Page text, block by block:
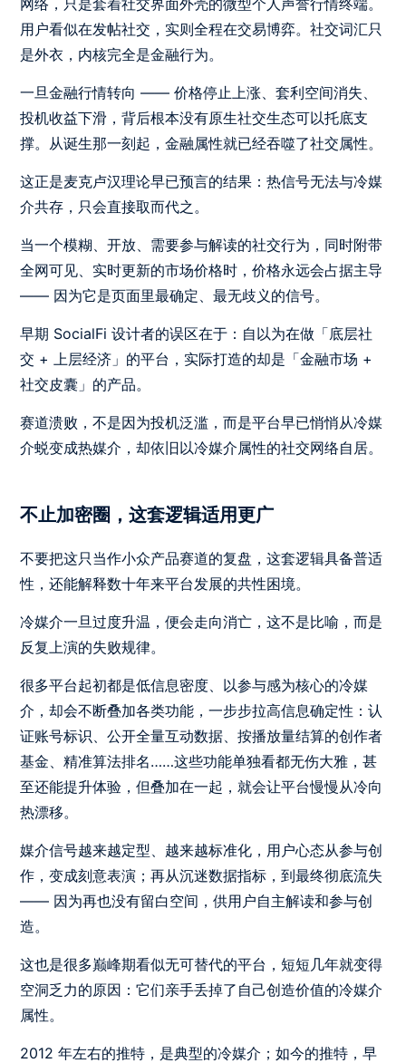
网络，只是套着社交界面外壳的微型个人声誉行情终端。
用户看似在发帖社交，实则全程在交易博弈。社交词汇只
是外衣，内核完全是金融行为。
一旦金融行情转向 —— 价格停止上涨、套利空间消失、
投机收益下滑，背后根本没有原生社交生态可以托底支
撑。从诞生那一刻起，金融属性就已经吞噬了社交属性。
这正是麦克卢汉理论早已预言的结果：热信号无法与冷媒
介共存，只会直接取而代之。
当一个模糊、开放、需要参与解读的社交行为，同时附带
全网可见、实时更新的市场价格时，价格永远会占据主导
—— 因为它是页面里最确定、最无歧义的信号。
早期 SocialFi 设计者的误区在于：自以为在做「底层社
交 + 上层经济」的平台，实际打造的却是「金融市场 +
社交皮囊」的产品。
赛道溃败，不是因为投机泛滥，而是平台早已悄悄从冷媒
介蜕变成热媒介，却依旧以冷媒介属性的社交网络自居。
不止加密圈，这套逻辑适用更广
不要把这只当作小众产品赛道的复盘，这套逻辑具备普适
性，还能解释数十年来平台发展的共性困境。
冷媒介一旦过度升温，便会走向消亡，这不是比喻，而是
反复上演的失败规律。
很多平台起初都是低信息密度、以参与感为核心的冷媒
介，却会不断叠加各类功能，一步步拉高信息确定性：认
证账号标识、公开全量互动数据、按播放量结算的创作者
基金、精准算法排名……这些功能单独看都无伤大雅，甚
至还能提升体验，但叠加在一起，就会让平台慢慢从冷向
热漂移。
媒介信号越来越定型、越来越标准化，用户心态从参与创
作，变成刻意表演；再从沉迷数据指标，到最终彻底流失
—— 因为再也没有留白空间，供用户自主解读和参与创
造。
这也是很多巅峰期看似无可替代的平台，短短几年就变得
空洞乏力的原因：它们亲手丢掉了自己创造价值的冷媒介
属性。
2012 年左右的推特，是典型的冷媒介；如今的推特，早